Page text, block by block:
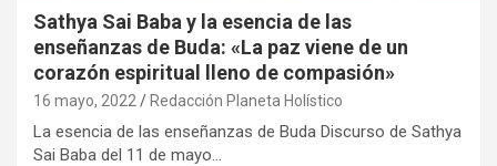
Sathya Sai Baba y la esencia de las
enseñanzas de Buda: «La paz viene de un
corazón espiritual lleno de compasión»
16 mayo, 2022 Redacción Planeta Holístico
La esencia de las enseñanzas de Buda Discurso de Sathya
Sai Baba del 11 de mayo…